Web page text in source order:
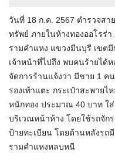
วันที่ 18 ก.ค. 2567 ตำรวจสา
ทรัพย์ ภายในห้างทองออโรร่
รามคำแหง แขวงมีนบุรี เขตมี
เจ้าหน้าที่ไปถึง พบคนร้ายได้
จัดการร้านแจ้งว่า มีชาย 1 ค
รองเท้าแตะ กระเป๋าสะพาย
หนักทอง ประมาณ 40 บาท ใ
บริเวณหน้าห้าง โดยใช้รถจัก
ป้ายทะเบียน โดยด้านหลังรถ
รามคำแหงหลบหนี